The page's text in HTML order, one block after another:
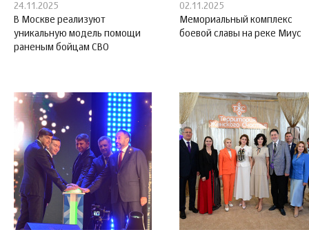
24.11.2025
В Москве реализуют
уникальную модель помощи
раненым бойцам СВО
02.11.2025
Мемориальный комплекс
боевой славы на реке Миус